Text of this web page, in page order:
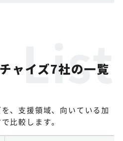
ャイズ7社の一覧
、支援領域、向いている加
比較します。